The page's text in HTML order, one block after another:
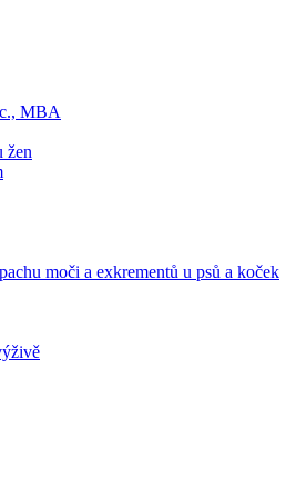
MBA
žen
moči a exkrementů u psů a koček